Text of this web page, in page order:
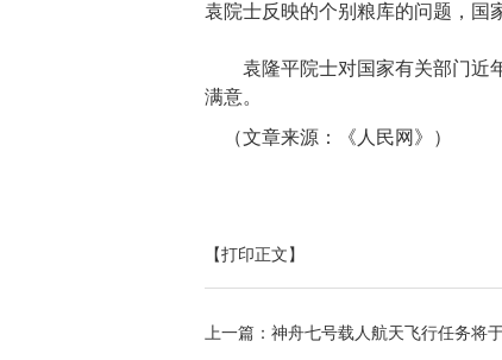
袁院士反映的个别粮库的问题，国
袁隆平院士对国家有关部门近年
满意。
（文章来源：《人民网》）
【打印正文】
上一篇： 神舟七号载人航天飞行任务将